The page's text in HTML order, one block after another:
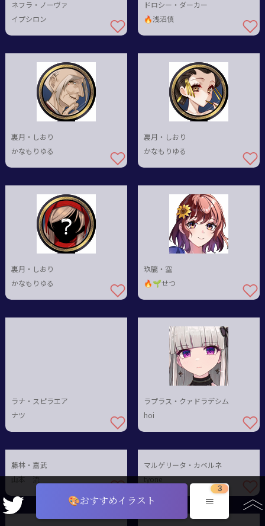
ネフラ・ノーヴァ
イプシロン
ドロシー・ダーカー
🔥浅沼慎
裏月・しおり
かなもりゆる
裏月・しおり
かなもりゆる
裏月・しおり
かなもりゆる
玖朧・空
🔥🌱せつ
ラナ・スピラエア
ナツ
ラプラス・クァドラデシム
hoi
藤林・嘉武
山本 流
マルゲリータ・カベルネ
tyone
🎨おすすめイラスト ≡
3